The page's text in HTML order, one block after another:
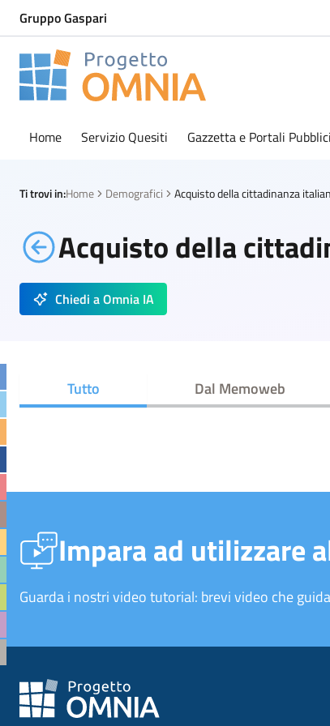
Gruppo Gaspari
Progetto Omnia
Home Servizio Quesiti Gazzetta e Portali Pubblici
Ti trovi in:Home Demografici
Acquisto della
Chiedi a Omnia IA
Tutto Dal Memoweb
Impara ad utilizzare
Guarda i nostri video tutorial: brevi video che